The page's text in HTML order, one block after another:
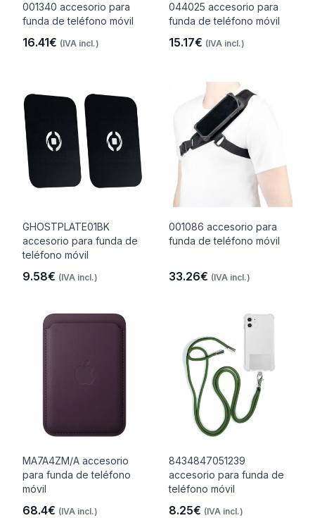
001340 accesorio para
funda de teléfono móvil
16.41€ (IVA incl.)
044025 accesorio para
funda de teléfono móvil
15.17€ (IVA incl.)
GHOSTPLATE01BK
accesorio para funda de
teléfono móvil
9.58€ (IVA incl.)
001086 accesorio para
funda de teléfono móvil
33.26€ (IVA incl.)
MA7A4ZM/A accesorio
para funda de teléfono
móvil
68.4€ (IVA incl.)
8434847051239
accesorio para funda de
teléfono móvil
8.25€ (IVA incl.)